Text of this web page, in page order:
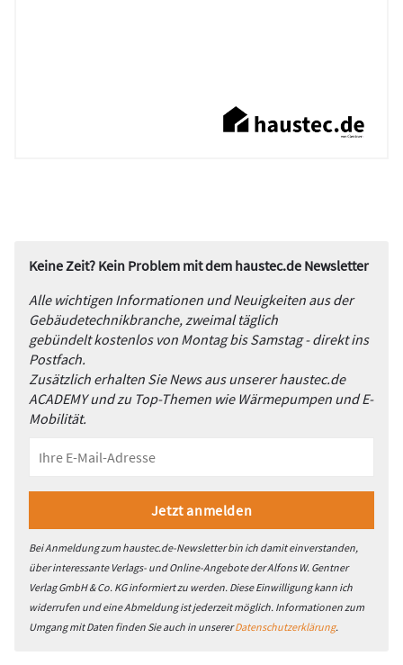
Keine Zeit? Kein Problem mit dem haustec.de Newsletter
Alle wichtigen Informationen und Neuigkeiten aus der
Gebäudetechnikbranche, zweimal täglich
gebündelt kostenlos von Montag bis Samstag - direkt ins
Postfach.
Zusätzlich erhalten Sie News aus unserer haustec.de
ACADEMY und zu Top-Themen wie Wärmepumpen und E-
Mobilität.
Bei Anmeldung zum haustec.de-Newsletter bin ich damit einverstanden,
über interessante Verlags- und Online-Angebote der Alfons W. Gentner
Verlag GmbH & Co. KG informiert zu werden. Diese Einwilligung kann ich
widerrufen und eine Abmeldung ist jederzeit möglich. Informationen zum
Umgang mit Daten finden Sie auch in unsererDatenschutzerklärung.